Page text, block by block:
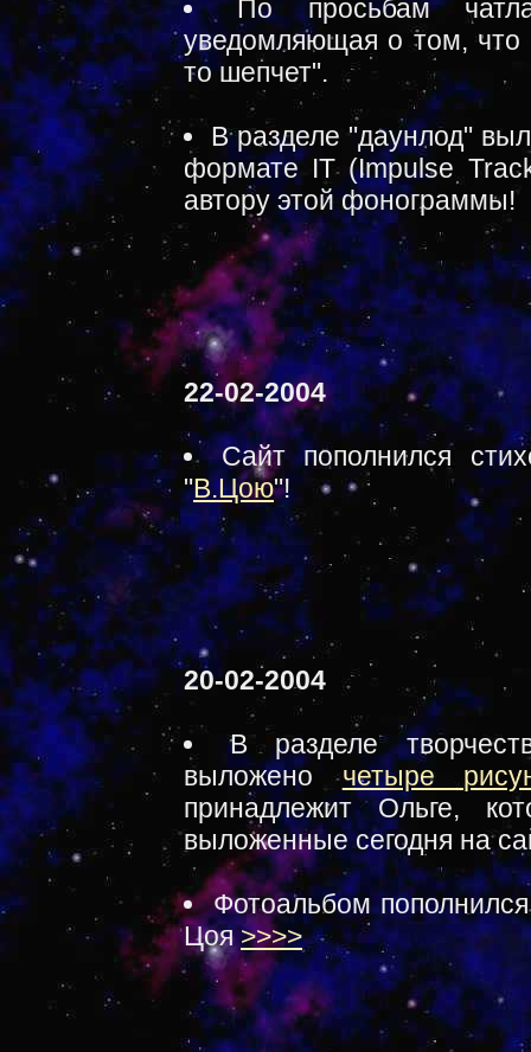
По просьбам
уведомляющая о том, что
то шепчет".
В разделе "даунлод"
формате IT (Impulse
автору этой фонограммы!
22-02-2004
Сайт пополнился
"В.Цою"!
20-02-2004
В разделе
выложеночетыре
принадлежит Ольге,
выложенные сегодня на
Фотоальбом
Цоя>>>>